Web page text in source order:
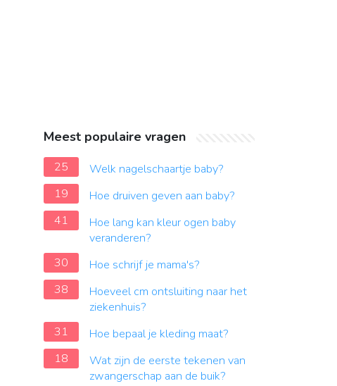
Meest populaire vragen
25
Welk nagelschaartje baby?
19
Hoe druiven geven aan baby?
41
Hoe lang kan kleur ogen baby
veranderen?
30
Hoe schrijf je mama's?
38
Hoeveel cm ontsluiting naar het
ziekenhuis?
31
Hoe bepaal je kleding maat?
18
Wat zijn de eerste tekenen van
zwangerschap aan de buik?